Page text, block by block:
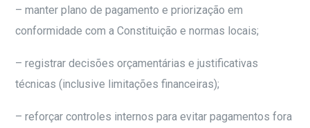
– manter plano de pagamento e priorização em
conformidade com a Constituição e normas locais;
– registrar decisões orçamentárias e justificativas
técnicas (inclusive limitações financeiras);
– reforçar controles internos para evitar pagamentos fora